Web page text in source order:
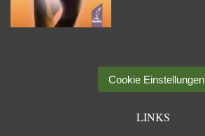
Cookie Einstellungen
LINKS